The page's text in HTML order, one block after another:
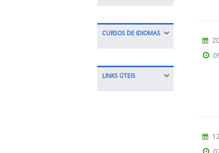
CURSOS DE IDIOMAS
LINKS ÚTEIS